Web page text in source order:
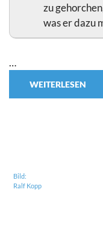
zu
was er dazu
…
WEITERLESEN
Bild:
Ralf Kopp